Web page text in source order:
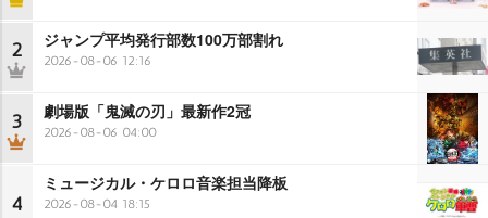
2 ジャンプ平均発行部数100万部割れ
2026-08-06 12:16
3 劇場版「鬼滅の刃」最新作2冠
2026-08-06 04:00
4
ミュージカル・ケロロ音楽担当降板
2026-08-04 18:15